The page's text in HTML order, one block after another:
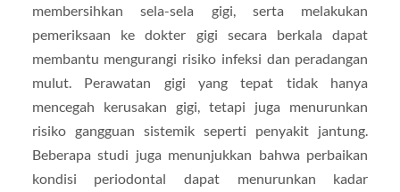
membersihkan sela-sela gigi, serta melakukan
pemeriksaan ke dokter gigi secara berkala dapat
membantu mengurangi risiko infeksi dan peradangan
mulut. Perawatan gigi yang tepat tidak hanya
mencegah kerusakan gigi, tetapi juga menurunkan
risiko gangguan sistemik seperti penyakit jantung.
Beberapa studi juga menunjukkan bahwa perbaikan
kondisi periodontal dapat menurunkan kadar